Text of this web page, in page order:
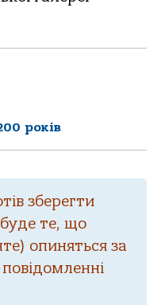
років
зберегти
те, що
опиняться за